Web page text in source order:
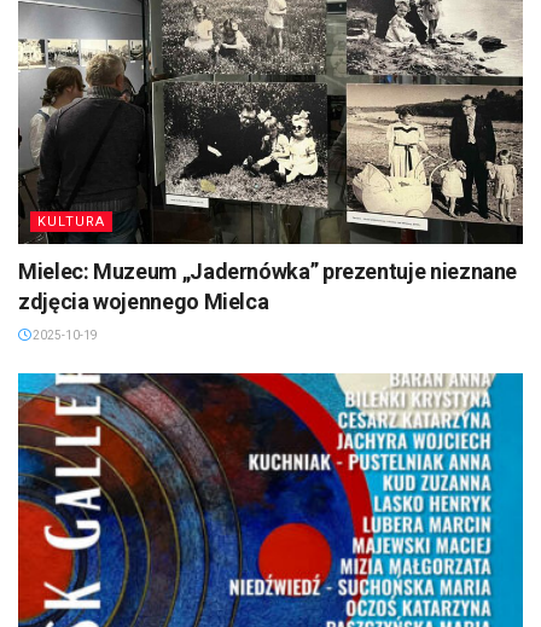
KULTURA
Mielec: Muzeum „Jadernówka” prezentuje nieznane
zdjęcia wojennego Mielca
2025-10-19